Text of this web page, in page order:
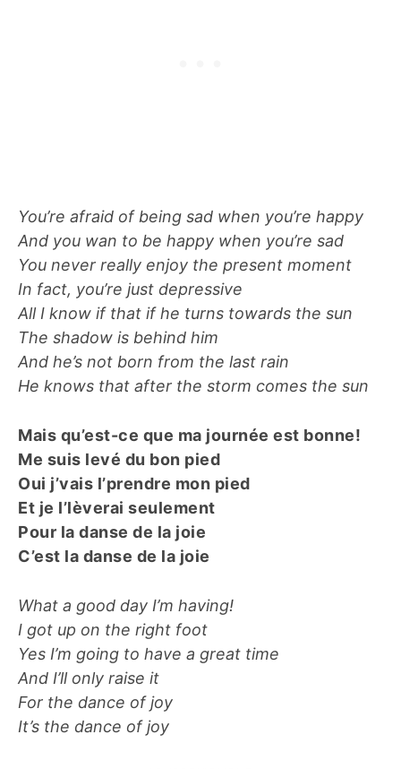
You’re afraid of being sad when you’re happy
And you wan to be happy when you’re sad
You never really enjoy the present moment
In fact, you’re just depressive
All I know if that if he turns towards the sun
The shadow is behind him
And he’s not born from the last rain
He knows that after the storm comes the sun
Mais qu’est-ce que ma journée est bonne!
Me suis levé du bon pied
Oui j’vais l’prendre mon pied
Et je l’lèverai seulement
Pour la danse de la joie
C’est la danse de la joie
What a good day I’m having!
I got up on the right foot
Yes I’m going to have a great time
And I’ll only raise it
For the dance of joy
It’s the dance of joy